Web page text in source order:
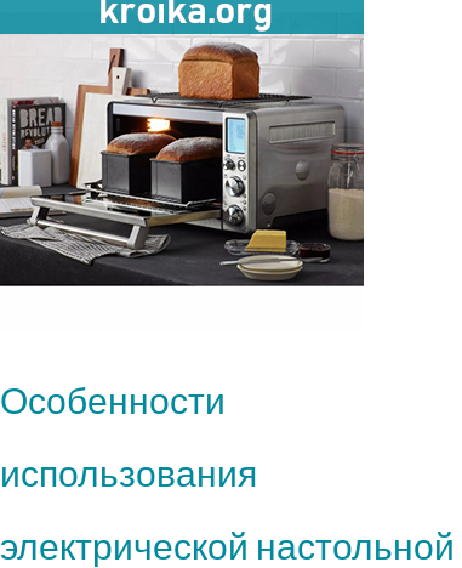
Особенности
использования
электрической настольной